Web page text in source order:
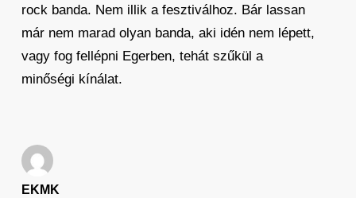
rock banda. Nem illik a fesztiválhoz. Bár lassan
már nem marad olyan banda, aki idén nem lépett,
vagy fog fellépni Egerben, tehát szűkül a
minőségi kínálat.
EKMK